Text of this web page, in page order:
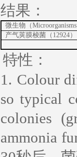
结果：
微生物（
产气荚膜梭菌（12924）
特性：
1. Colour
so typical
colonies
ammonia